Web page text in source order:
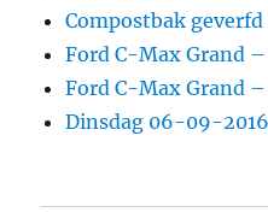
Compostbak geverfd
Ford C-Max Grand –
Ford C-Max Grand –
Dinsdag 06-09-2016